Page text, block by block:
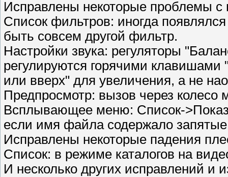
Исправлены некоторые проблемы
Список фильтров: иногда
быть совсем другой фильтр.
Настройки звука: регуляторы
регулируются горячими
или вверх" для увеличения, а не
Предпросмотр: вызов через
Всплывающее меню: Список-
если имя файла содержало
Исправлены некоторые падения
Список: в режиме каталогов на
И несколько других исправлений и